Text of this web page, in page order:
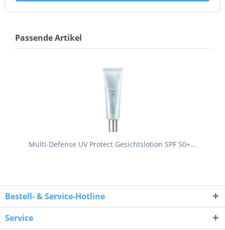
Passende Artikel
Multi-Defense UV Protect Gesichtslotion SPF 50+...
Bestell- & Service-Hotline
Service